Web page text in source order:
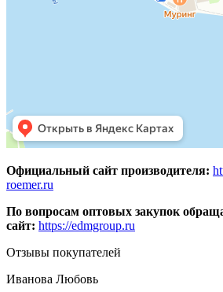
Официальный сайт производителя:
roemer.ru
По вопросам оптовых закупок
сайт: https://edmgroup.ru
Отзывы покупателей
Иванова Любовь